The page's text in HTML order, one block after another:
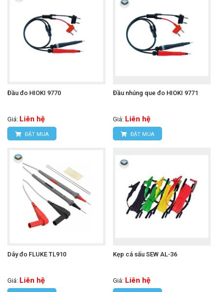
Đầu đo HIOKI 9770
Giá: Liên hệ
ĐẶT MUA
Đầu nhúng que đo HIOKI 9771
Giá: Liên hệ
ĐẶT MUA
Dây đo FLUKE TL910
Giá: Liên hệ
Kẹp cá sấu SEW AL-36
Giá: Liên hệ